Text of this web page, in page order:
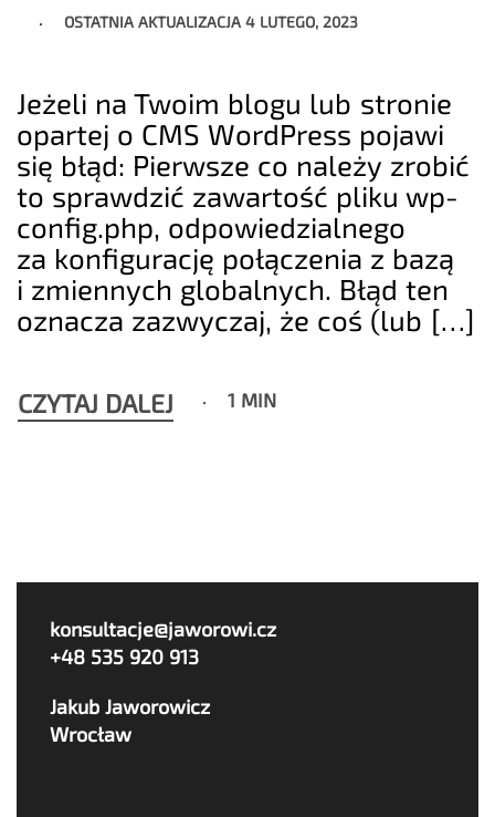
OSTATNIA AKTUALIZACJA4 LUTEGO, 2023
Jeżeli na Twoim blogu lub stronie
opartej o CMS WordPress pojawi
się błąd: Pierwsze co należy zrobić
to sprawdzić zawartość pliku wp-
config.php, odpowiedzialnego
za konfigurację połączenia z bazą
i zmiennych globalnych. Błąd ten
oznacza zazwyczaj, że coś (lub […]
CZYTAJ DALEJ 1 MIN
konsultacje@jaworowi.cz
+48 535 920 913
Jakub Jaworowicz
Wrocław